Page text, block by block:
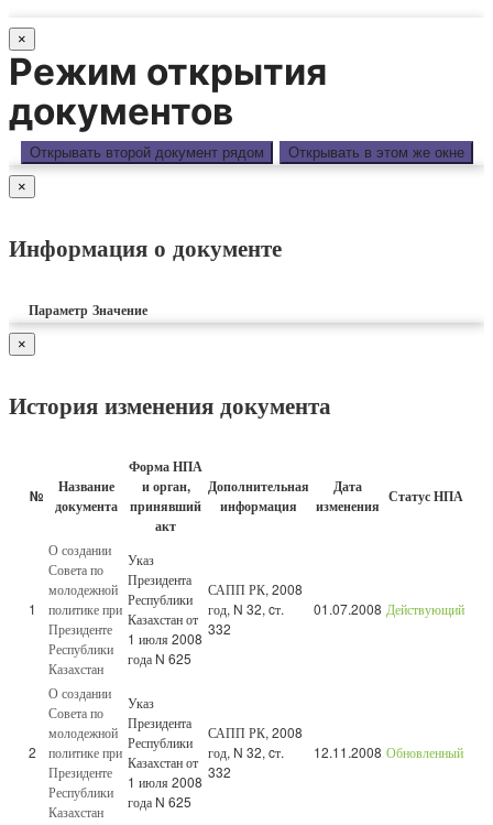
×
Режим открытия
документов
Открывать второй документ рядом Открывать в этом же окне
×
Информация о документе
Параметр Значение
×
История изменения документа
№
Название
документа
Форма НПА
и орган,
принявший
акт
Дополнительная
информация
Дата
изменения Статус НПА
1
О создании
Совета по
молодежной
политике при
Президенте
Республики
Казахстан
Указ
Президента
Республики
Казахстан от
1 июля 2008
года N 625
САПП РК, 2008
год, N 32, cт.
332
01.07.2008 Действующий
2
О создании
Совета по
молодежной
политике при
Президенте
Республики
Казахстан
Указ
Президента
Республики
Казахстан от
1 июля 2008
года N 625
САПП РК, 2008
год, N 32, cт.
332
12.11.2008 Обновленный